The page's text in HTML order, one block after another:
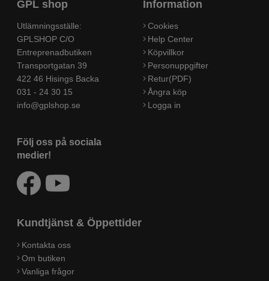
GPL shop
Utlämningsställe:
GPLSHOP C/O
Entreprenadbutiken
Transportgatan 39
422 46 Hisings Backa
031 - 24 30 15
info@gplshop.se
Följ oss på sociala
medier!
Information
Cookies
Help Center
Köpvillkor
Personuppgifter
Retur(PDF)
Ångra köp
Logga in
Kundtjänst & Öppettider
Kontakta oss
Om butiken
Vanliga frågor